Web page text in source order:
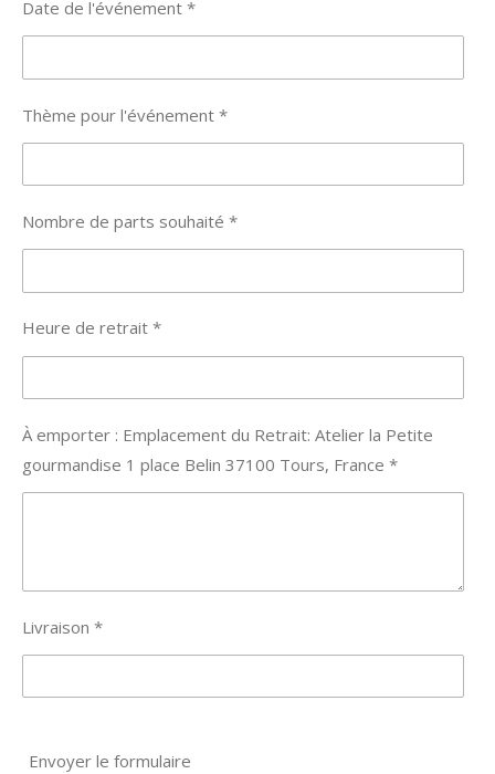
s
Date de l'événement *
Thème pour l'événement *
Nombre de parts souhaité *
Heure de retrait *
À emporter : Emplacement du Retrait: Atelier la Petite
gourmandise 1 place Belin 37100 Tours, France *
Livraison *
Envoyer le formulaire